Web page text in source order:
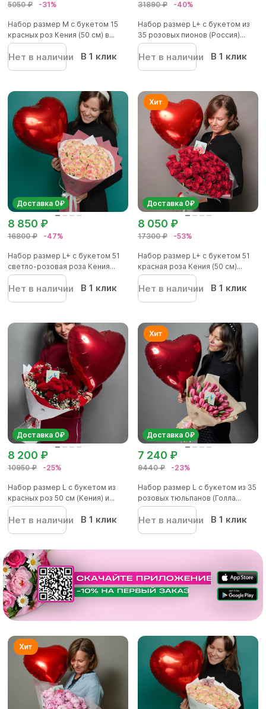
5050 ₽ -31%
Набор размер M с букетом 15
красных роз Кения (50 см) в...
Нет в наличии В 1 клик
31890 ₽ -40%
Набор размер L+ с букетом из
35 розовых пионов (Россия)...
Нет в наличии В 1 клик
Доставка 0₽
16800 ₽ -47%
8 850 ₽
Набор размер L+ с букетом 51
светло-розовая роза Кения...
Нет в наличии В 1 клик
Доставка 0₽
17300 ₽ -53%
8 050 ₽
Набор размер L+ с букетом 51
красная роза Кения (50 см)...
Нет в наличии В 1 клик
Доставка 0₽
10950 ₽ -25%
8 200 ₽
Набор размер L с букетом из
красных роз 50 см (Кения) и...
Нет в наличии В 1 клик
Доставка 0₽
9440 ₽ -23%
7 240 ₽
Набор размер L с букетом из 35
розовых тюльпанов (Голла...
Нет в наличии В 1 клик